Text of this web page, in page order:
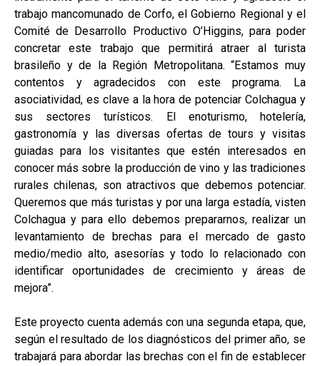
trabajo mancomunado de Corfo, el Gobierno Regional y el
Comité de Desarrollo Productivo O’Higgins, para poder
concretar este trabajo que permitirá atraer al turista
brasileño y de la Región Metropolitana. “Estamos muy
contentos y agradecidos con este programa. La
asociatividad, es clave a la hora de potenciar Colchagua y
sus sectores turísticos. El enoturismo, hotelería,
gastronomía y las diversas ofertas de tours y visitas
guiadas para los visitantes que estén interesados en
conocer más sobre la producción de vino y las tradiciones
rurales chilenas, son atractivos que debemos potenciar.
Queremos que más turistas y por una larga estadía, visten
Colchagua y para ello debemos prepararnos, realizar un
levantamiento de brechas para el mercado de gasto
medio/medio alto, asesorías y todo lo relacionado con
identificar oportunidades de crecimiento y áreas de
mejora”.
Este proyecto cuenta además con una segunda etapa, que,
según el resultado de los diagnósticos del primer año, se
trabajará para abordar las brechas con el fin de establecer